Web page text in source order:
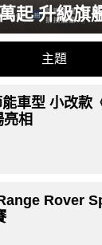
起 升級旗
》銷
主題
車型 小改款
相
Rover